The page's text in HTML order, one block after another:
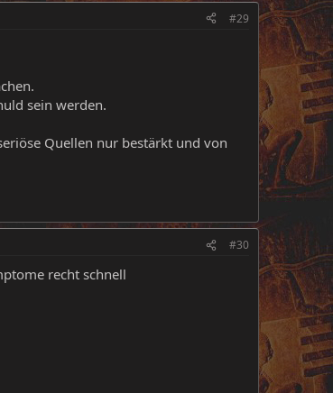
#29
sein werden.
Quellen nur bestärkt und von
#30
recht schnell